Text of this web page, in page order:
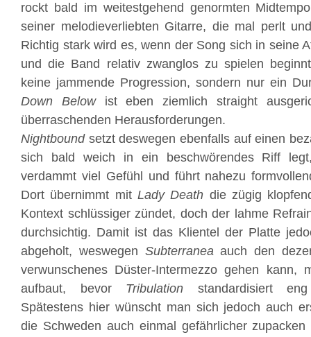
rockt bald im weitestgehend genormten
seiner melodieverliebten Gitarre, die mal perlt
Richtig stark wird es, wenn der Song sich in seine
und die Band relativ zwanglos zu spielen
keine jammende Progression, sondern nur ein
Down Belowist eben ziemlich straight
überraschenden Herausforderungen.
Nightboundsetzt deswegen ebenfalls auf einen
sich bald weich in ein beschwörendes Riff
verdammt viel Gefühl und führt nahezu
Dort übernimmt mit Lady Death die zügig
Kontext schlüssiger zündet, doch der lahme
durchsichtig. Damit ist das Klientel der Platte
abgeholt, weswegen Subterraneaauch den
verwunschenes Düster-Intermezzo gehen kann,
aufbaut, bevor Tribulation standardisiert
Spätestens hier wünscht man sich jedoch auch
die Schweden auch einmal gefährlicher